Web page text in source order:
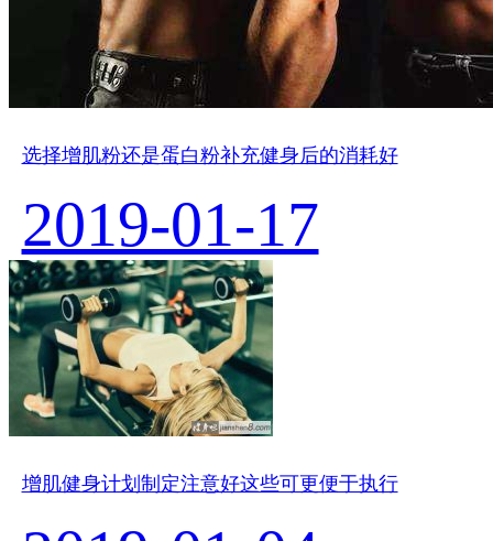
选择增肌粉还是蛋白粉补充健身后的消耗好
2019-01-17
增肌健身计划制定注意好这些可更便于执行